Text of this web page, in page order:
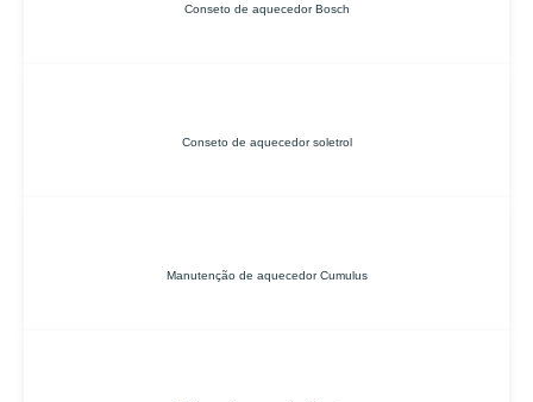
Conseto de aquecedor Bosch
Conseto de aquecedor soletrol
Manutenção de aquecedor Cumulus